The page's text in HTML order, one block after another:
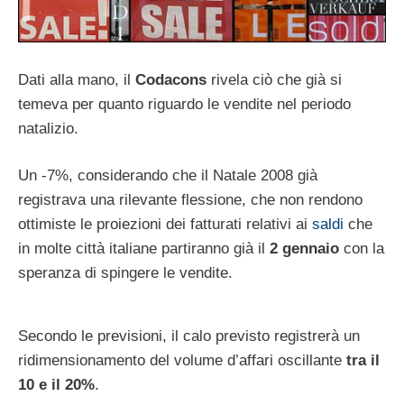
Dati alla mano, il Codacons rivela ciò che già si
temeva per quanto riguardo le vendite nel periodo
natalizio.
Un -7%, considerando che il Natale 2008 già
registrava una rilevante flessione, che non rendono
ottimiste le proiezioni dei fatturati relativi ai saldi che
in molte città italiane partiranno già il 2 gennaio con la
speranza di spingere le vendite.
Secondo le previsioni, il calo previsto registrerà un
ridimensionamento del volume d’affari oscillante tra il
10 e il 20%.